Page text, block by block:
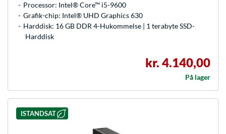
Processor: Intel® Core™ i5-9600
Grafik-chip: Intel® UHD Graphics 630
Harddisk: 16 GB DDR 4-Hukommelse | 1 terabyte SSD-
Harddisk
kr. 4.140,00
På lager
ISTANDSAT